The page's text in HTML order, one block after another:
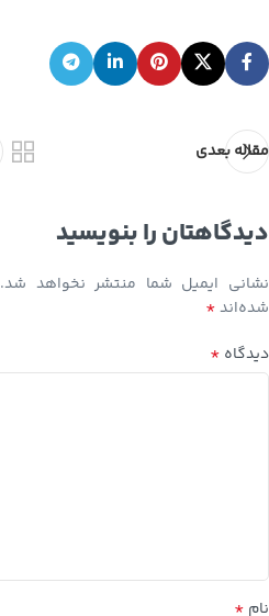
مقاله بعدی
دیدگاهتان را بنویسید
نشانی ایمیل شما منتشر نخواهد شد.
شده‌اند*
دیدگاه *
نام *